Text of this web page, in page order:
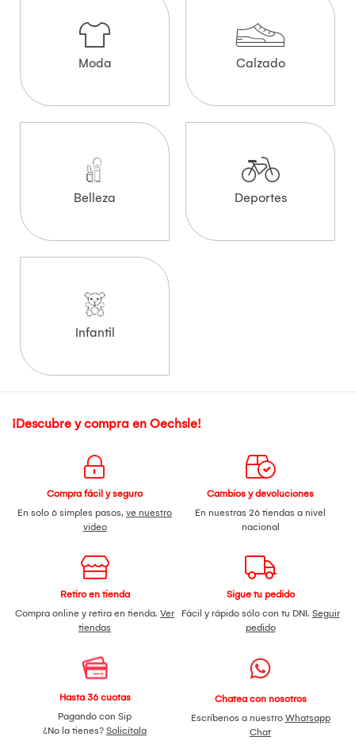
Moda Calzado
Belleza Deportes
Infantil
¡Descubre y compra en Oechsle!
Compra fácil y seguro
En solo 6 simples pasos, ve nuestro
video
Cambios y devoluciones
En nuestras 26 tiendas a nivel
nacional
Retiro en tienda
Compra online y retira en tienda. Ver
tiendas
Sigue tu pedido
Fácil y rápido sólo con tu DNI. Seguir
pedido
Hasta 36 cuotas
Pagando con Sip
¿No la tienes? Solicítala
Chatea con nosotros
Escríbenos a nuestro Whatsapp
Chat